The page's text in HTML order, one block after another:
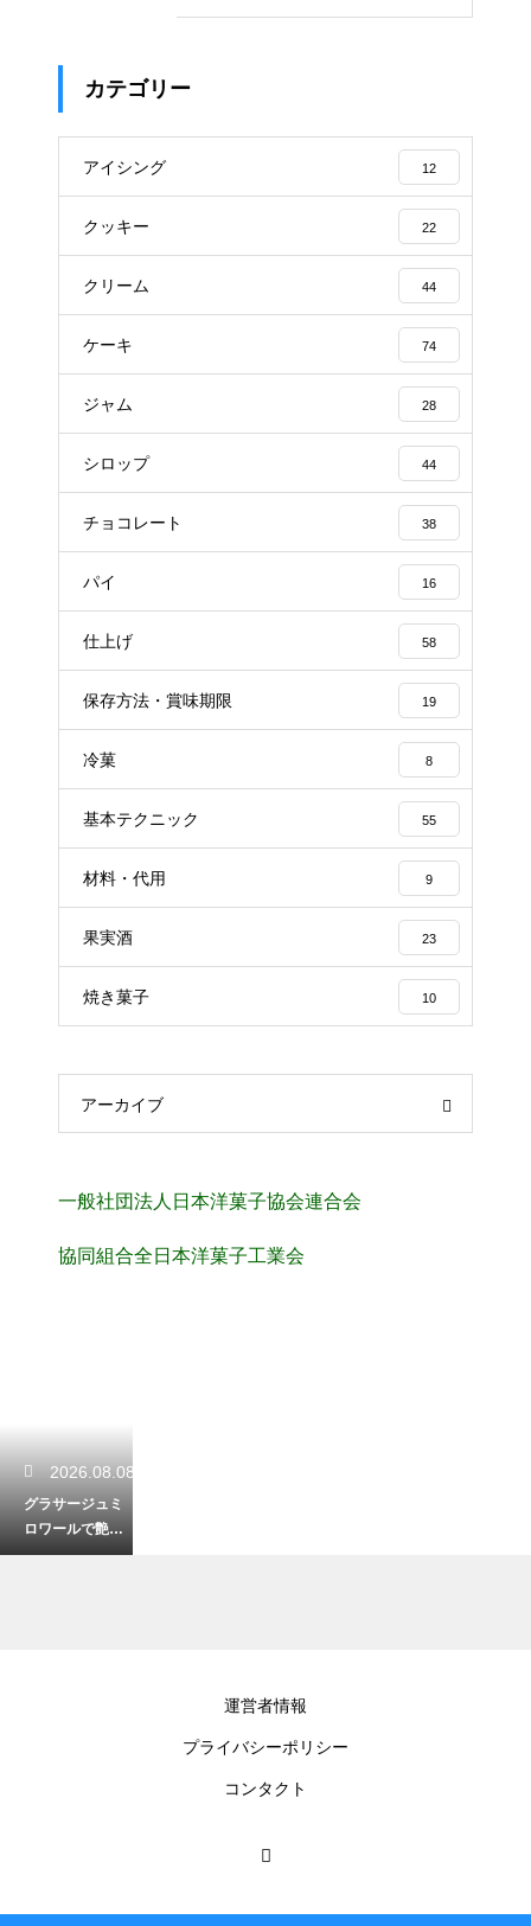
カテゴリー
アイシング 12
クッキー 22
クリーム 44
ケーキ 74
ジャム 28
シロップ 44
チョコレート 38
パイ 16
仕上げ 58
保存方法・賞味期限 19
冷菓 8
基本テクニック 55
材料・代用 9
果実酒 23
焼き菓子 10
アーカイブ
一般社団法人日本洋菓子協会連合会
協同組合全日本洋菓子工業会
2026.08.08
グラサージュミ
ロワールで艶出
し！ゼラチンを
運営者情報
プライバシーポリシー
コンタクト